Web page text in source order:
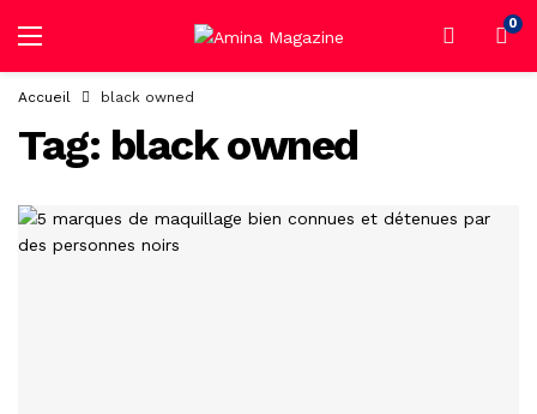
0
Accueil black owned
Tag: black owned